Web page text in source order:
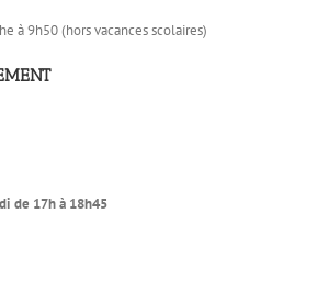
à 9h50 (hors vacances scolaires)
de 17h à 18h45